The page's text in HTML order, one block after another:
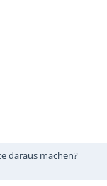
daraus machen?